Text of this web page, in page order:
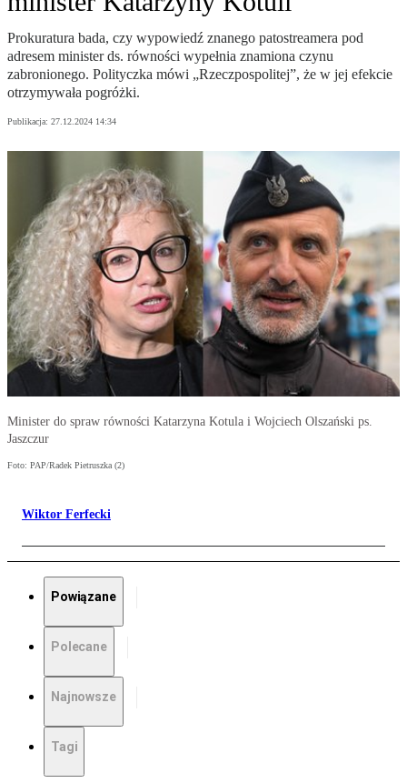
Prokuratura bada, czy wypowiedź znanego patostreamera pod
adresem minister ds. równości wypełnia znamiona czynu
zabronionego. Polityczka mówi „Rzeczpospolitej”, że w jej efekcie
otrzymywała pogróżki.
Publikacja: 27.12.2024 14:34
Minister do spraw równości Katarzyna Kotula i Wojciech Olszański ps.
Jaszczur
Foto: PAP/Radek Pietruszka (2)
Wiktor Ferfecki
Powiązane
Polecane
Najnowsze
Tagi